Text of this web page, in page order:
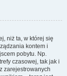
niż ta, w której się
kontem i
pobytu. Np.
czasowej, tak jak i
zarejestrowanych